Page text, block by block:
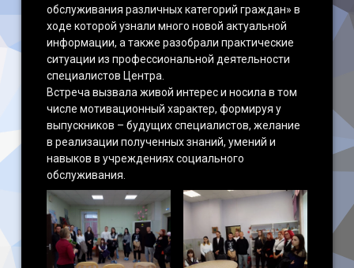
обслуживания различных категорий граждан» в
ходе которой узнали много новой актуальной
информации, а также разобрали практические
ситуации из профессиональной деятельности
специалистов Центра.
Встреча вызвала живой интерес и носила в том
числе мотивационный характер, формируя у
выпускников – будущих специалистов, желание
в реализации полученных знаний, умений и
навыков в учреждениях социального
обслуживания.